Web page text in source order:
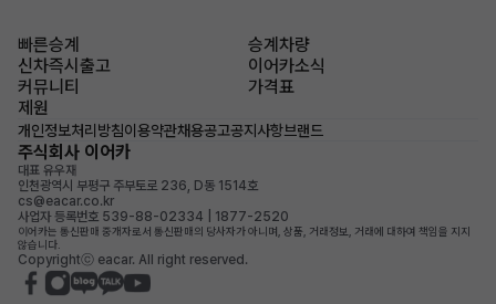
빠른승계
승계차량
신차즉시출고
이어카소식
커뮤니티
가격표
제원
개인정보처리방침이용약관채용공고공지사항브랜드
주식회사 이어카
대표 유우재
인천광역시 부평구 주부토로 236, D동 1514호
cs@eacar.co.kr
사업자 등록번호 539-88-02334 | 1877-2520
이어카는 통신판매 중개자로서 통신판매의 당사자가 아니며, 상품, 거래정보, 거래에 대하여 책임을 지지
않습니다.
Copyrightⓒ eacar. All right reserved.